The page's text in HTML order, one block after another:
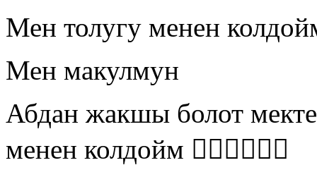
Мен толугу менен
Мен макулмун
Абдан жакшы болот
менен колдойм 👍🏻👍🏻👍🏻